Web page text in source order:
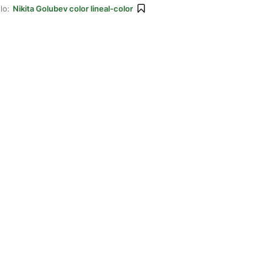
Nikita Golubev color lineal-color